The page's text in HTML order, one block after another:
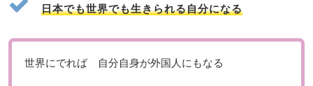
日本でも世界でも生きられる自分になる
世界にでれば 自分自身が外国人にもなる